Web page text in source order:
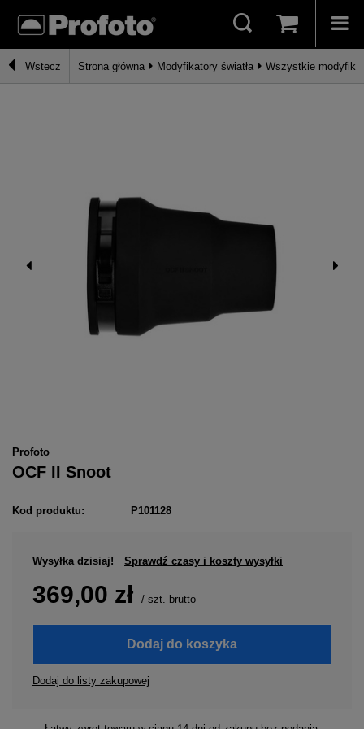
Wstecz Strona główna Modyfikatory światła Wszystkie
Profoto
OCF II Snoot
Kod produktu: P101128
Wysyłkadzisiaj! Sprawdź czasy i koszty wysyłki
369,00 zł / szt. brutto
Dodaj do koszyka
Dodaj do listy zakupowej